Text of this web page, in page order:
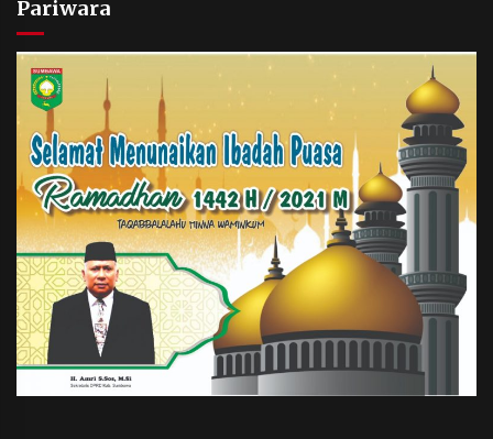
Pariwara